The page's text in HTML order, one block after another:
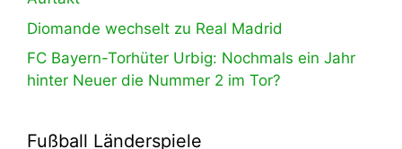
Diomande wechselt zu Real Madrid
FC Bayern-Torhüter Urbig: Nochmals ein Jahr
hinter Neuer die Nummer 2 im Tor?
Fußball Länderspiele